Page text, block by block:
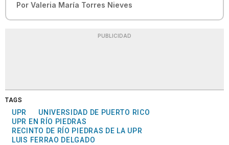
Por Valeria María Torres Nieves
PUBLICIDAD
TAGS
UPR
UNIVERSIDAD DE PUERTO RICO
UPR EN RÍO PIEDRAS
RECINTO DE RÍO PIEDRAS DE LA UPR
LUIS FERRAO DELGADO